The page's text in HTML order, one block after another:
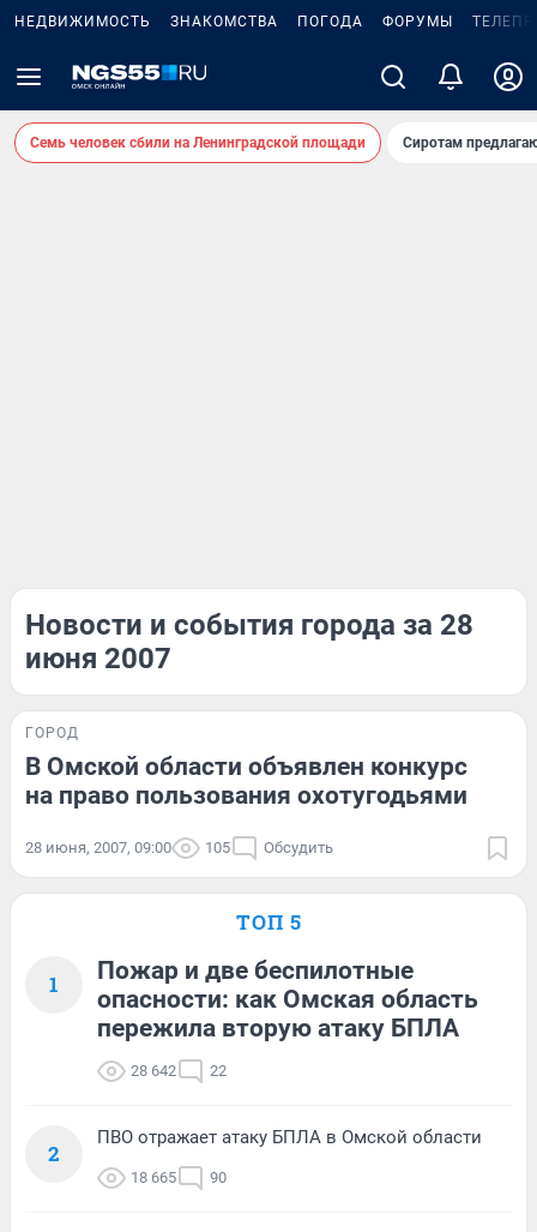
НЕДВИЖИМОСТЬ ЗНАКОМСТВА ПОГОДА ФОРУМЫ
Семь человек сбили на Ленинградской площади Сиротам
Новости и события города за 28
июня 2007
ГОРОД
В Омской области объявлен конкурс
на право пользования охотугодьями
28 июня, 2007, 09:00 105 Обсудить
ТОП 5
1
Пожар и две беспилотные
опасности: как Омская область
пережила вторую атаку БПЛА
28 642 22
2
ПВО отражает атаку БПЛА в Омской области
18 665 90